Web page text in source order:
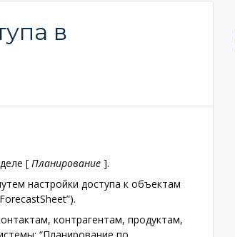
в
[ Планирование ].
настройки доступа к объектам
контрагентам, продуктам,